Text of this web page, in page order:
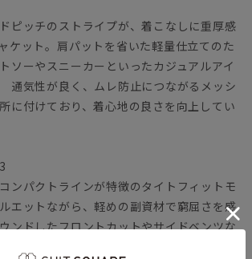
ピッチのストライプが、着こなしに重厚感
ケット。肩パットを省いた軽量仕立てのた
ソーやスニーカーといったカジュアルアイ
気性が良く、ムレ防止につながるメッシ
に付けており、着心地の良さを向上してい
ンパクトラインが特徴のタイトフィットモ
エットながら、軽めの副資材で窮屈さを感
ンドしたフロントカットやサイドベンツな